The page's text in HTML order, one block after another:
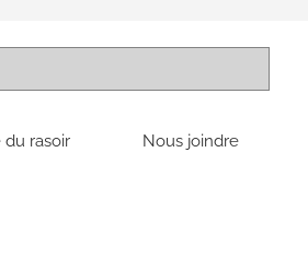
rasoir Nous joindre